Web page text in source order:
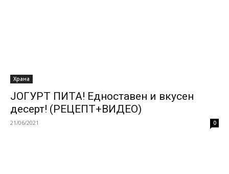
Храна
ЈОГУРТ ПИТА! Едноставен и вкусен
десерт! (РЕЦЕПТ+ВИДЕО)
21/06/2021 0